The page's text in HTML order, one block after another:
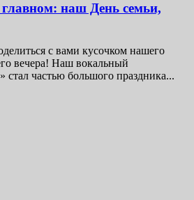
наш День семьи,
с вами кусочком нашего
вечера! Наш вокальный
стал частью большого праздника...